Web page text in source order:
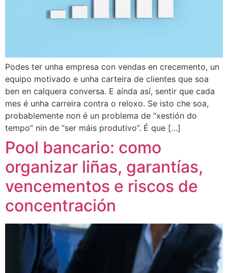
Podes ter unha empresa con vendas en crecemento, un
equipo motivado e unha carteira de clientes que soa
ben en calquera conversa. E aínda así, sentir que cada
mes é unha carreira contra o reloxo. Se isto che soa,
probablemente non é un problema de “xestión do
tempo” nin de “ser máis produtivo”. É que […]
Pool bancario: como
organizar liñas, garantías,
vencementos e riscos de
concentración